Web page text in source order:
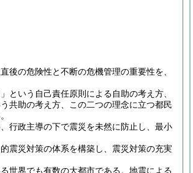
後の危険性と不断の危機管理の重要性を、
という自己責任原則による自助の考え方、
共助の考え方、この二つの理念に立つ都民
行政主導の下で震災を未然に防止し、最小
震災対策の体系を構築し、震災対策の充実
世界でも有数の大都市である。地震による